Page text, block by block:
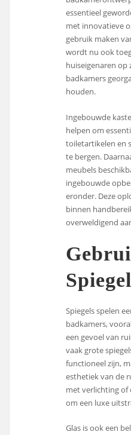
essentieel
met innovatieve
gebruik maken
wordt nu ook
huiseigenaren op
badkamers
houden.
Ingebouwde
helpen om
toiletartikelen en
te bergen.
meubels
ingebouwde
eronder. Deze
binnen
overweldigend
Spiegels spelen
badkamers,
een gevoel van
vaak grote
functioneel zijn,
esthetiek van de
met verlichting of
om een luxe
Glas is ook een